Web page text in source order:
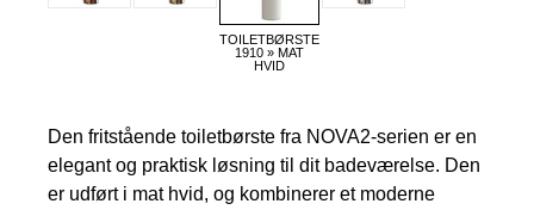
TOILETBØRSTE
1910 » MAT
HVID
Den fritstående toiletbørste fra NOVA2-serien er en
elegant og praktisk løsning til dit badeværelse. Den
er udført i mat hvid, og kombinerer et moderne